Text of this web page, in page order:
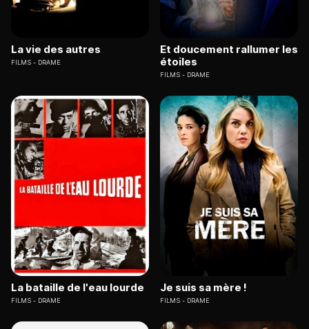
La vie des autres
FILMS DRAME
Et doucement rallumer les
étoiles
FILMS DRAME
La bataille de l'eau lourde
FILMS DRAME
Je suis sa mère !
FILMS DRAME